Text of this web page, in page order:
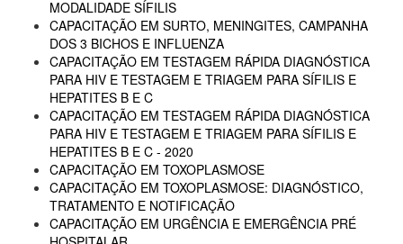
MODALIDADE SÍFILIS
CAPACITAÇÃO EM SURTO, MENINGITES, CAMPANHA
DOS 3 BICHOS E INFLUENZA
CAPACITAÇÃO EM TESTAGEM RÁPIDA DIAGNÓSTICA
PARA HIV E TESTAGEM E TRIAGEM PARA SÍFILIS E
HEPATITES B E C
CAPACITAÇÃO EM TESTAGEM RÁPIDA DIAGNÓSTICA
PARA HIV E TESTAGEM E TRIAGEM PARA SÍFILIS E
HEPATITES B E C - 2020
CAPACITAÇÃO EM TOXOPLASMOSE
CAPACITAÇÃO EM TOXOPLASMOSE: DIAGNÓSTICO,
TRATAMENTO E NOTIFICAÇÃO
CAPACITAÇÃO EM URGÊNCIA E EMERGÊNCIA PRÉ